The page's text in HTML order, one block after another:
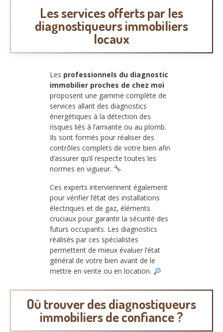
Les services offerts par les
diagnostiqueurs immobiliers
locaux
Les professionnels du diagnostic
immobilier proches de chez moi
proposent une gamme complète de
services allant des diagnostics
énergétiques à la détection des
risques liés à l’amiante ou au plomb.
Ils sont formés pour réaliser des
contrôles complets de votre bien afin
d’assurer qu’il respecte toutes les
normes en vigueur.
Ces experts interviennent également
pour vérifier l’état des installations
électriques et de gaz, éléments
cruciaux pour garantir la sécurité des
futurs occupants. Les diagnostics
réalisés par ces spécialistes
permettent de mieux évaluer l’état
général de votre bien avant de le
mettre en vente ou en location.
Où trouver des diagnostiqueurs
immobiliers de confiance ?